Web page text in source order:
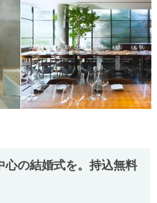
心の結婚式を。持込無料